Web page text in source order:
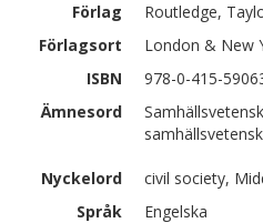
Förlag
Routledge,
Förlagsort
London & New
ISBN
978-0-415-
Ämnesord
Nyckelord
civil society,
Språk
Engelska